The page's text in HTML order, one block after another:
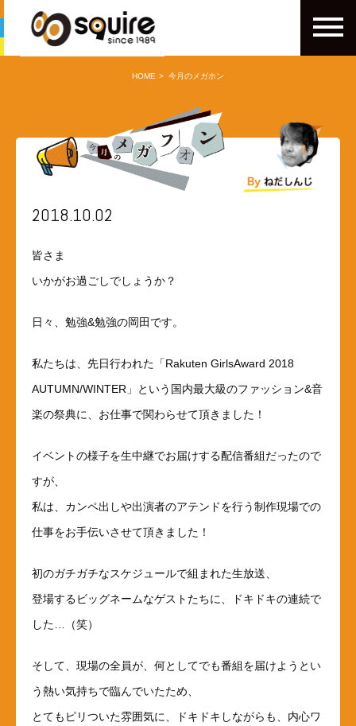
HOME 今月のメガホン
2018.10.02
皆さま
いかがお過ごしでしょうか？
日々、勉強&勉強の岡田です。
私たちは、先日行われた「Rakuten GirlsAward 2018
AUTUMN/WINTER」という国内最大級のファッション&音
楽の祭典に、お仕事で関わらせて頂きました！
イベントの様子を生中継でお届けする配信番組だったので
すが、
私は、カンペ出しや出演者のアテンドを行う制作現場での
仕事をお手伝いさせて頂きました！
初のガチガチなスケジュールで組まれた生放送、
登場するビッグネームなゲストたちに、ドキドキの連続で
した…（笑）
そして、現場の全員が、何としてでも番組を届けようとい
う熱い気持ちで臨んでいたため、
とてもピリついた雰囲気に、ドキドキしながらも、内心ワ